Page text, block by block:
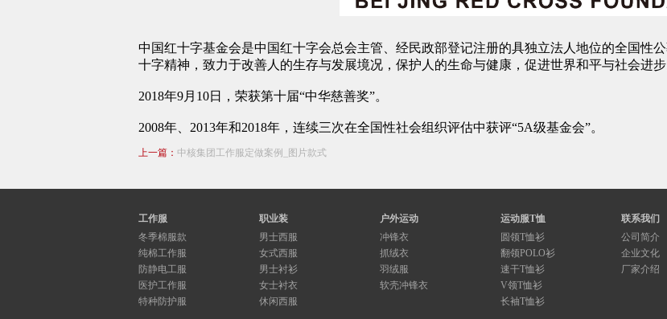
中国红十字基金会是中国红十字会总会主管、经民政部登记注册的具独立法人地位的全国性
十字精神，致力于改善人的生存与发展境况，保护人的生命与健康，促进世界和平与社会进步
2018年9月10日，荣获第十届“中华慈善奖”。
2008年、2013年和2018年，连续三次在全国性社会组织评估中获评“5A级基金会”。
上一篇： 中核集团工作服定做案例_图片款式
工作服
冬季棉服款
纯棉工作服
防静电工服
医护工作服
特种防护服
职业装
男士西服
女式西服
男士衬衫
女士衬衣
休闲西服
户外运动
冲锋衣
抓绒衣
羽绒服
软壳冲锋衣
运动服T恤
圆领T恤衫
翻领POLO衫
速干T恤衫
V领T恤衫
长袖T恤衫
联系我们
公司简介
企业文化
厂家介绍